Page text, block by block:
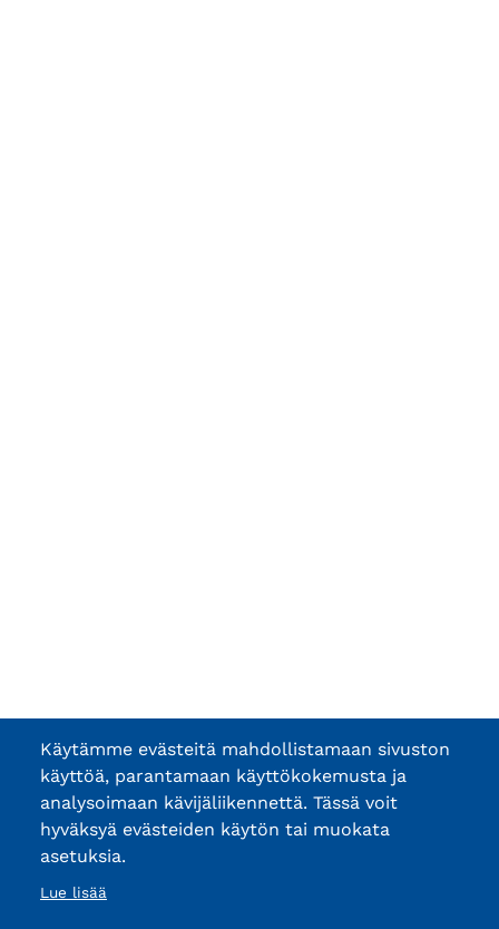
Käytämme evästeitä mahdollistamaan sivuston
käyttöä, parantamaan käyttökokemusta ja
analysoimaan kävijäliikennettä. Tässä voit
hyväksyä evästeiden käytön tai muokata
asetuksia.
Lue lisää